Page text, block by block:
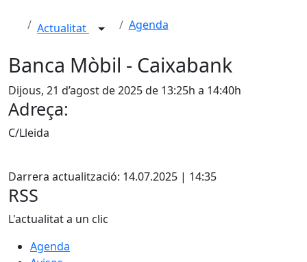
Actualitat Agenda
Banca Mòbil - Caixabank
Dijous, 21 d’agost de 2025 de 13:25h a 14:40h
Adreça:
C/Lleida
Darrera actualització: 14.07.2025 | 14:35
RSS
L'actualitat a un clic
Agenda